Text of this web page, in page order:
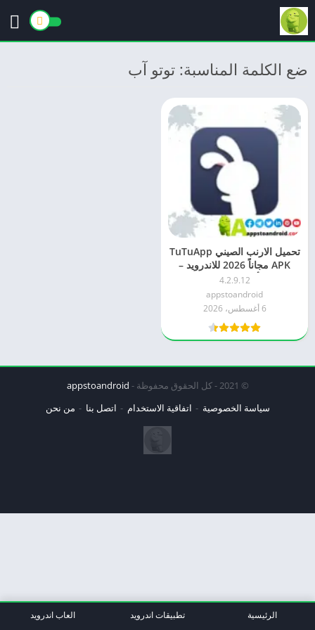
ضع الكلمة المناسبة: توتو آب
تحميل الارنب الصيني TuTuApp
APK مجاناً 2026 للاندرويد –
أحدث إصدار
4.2.9.12
appstoandroid
6 أغسطس، 2026
© 2021 - كل الحقوق محفوظة -
appstoandroid
سياسة الخصوصية
اتفاقية الاستخدام اتصل بنا من نحن
الرئيسية تطبيقات اندرويد العاب اندرويد